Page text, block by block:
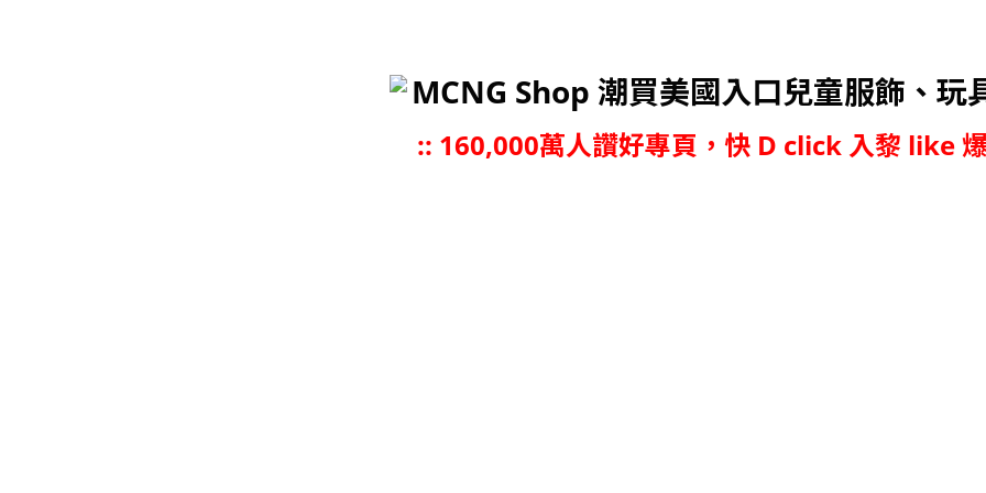
MCNG Shop 潮買美國入口兒童服飾、玩
:: 160,000萬人讚好專頁，快 D click 入黎 like